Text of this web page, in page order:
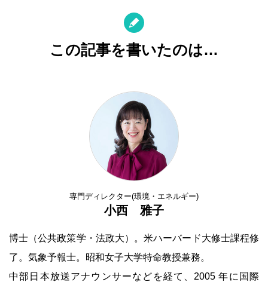
この記事を書いたのは…
専門ディレクター(環境・エネルギー)
小西 雅子
博士（公共政策学・法政大）。米ハーバード大修士課程修
了。気象予報士。昭和女子大学特命教授兼務。
中部日本放送アナウンサーなどを経て、2005 年に国際